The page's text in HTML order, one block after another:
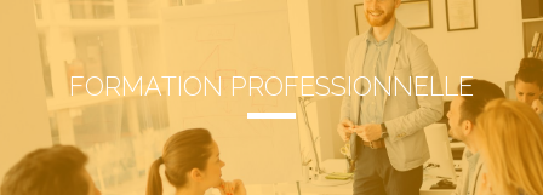
FORMATION PROFESSIONNELLE